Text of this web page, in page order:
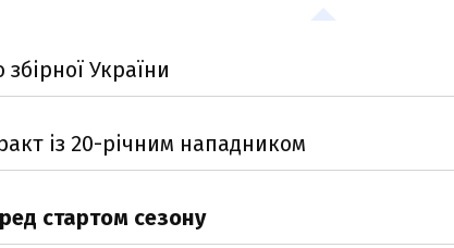
України
із 20-річним нападником
стартом сезону